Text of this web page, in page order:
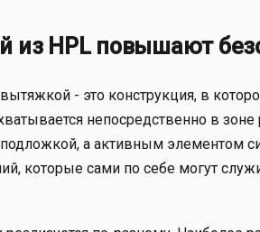
из HPL повышают
- это конструкция, в
непосредственно в
а активным элементом
которые сами по себе могут